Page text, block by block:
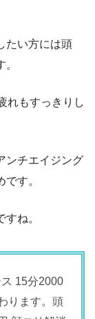
たい方には頭
れもすっきりし
ンチエイジング
す。
ね。
15分2000
ります。頭